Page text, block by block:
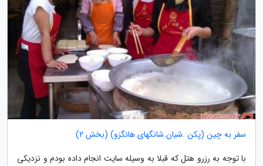
سفر به چین (پکن .شیان.شانگهای.هانگزو) (بخش 2)
با توجه به رزرو هتل که قبلا به وسیله سایت انجام داده بودم و نزدیکی